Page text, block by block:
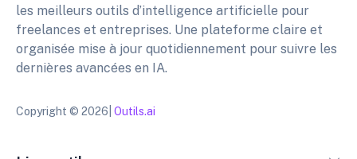
les meilleurs outils d’intelligence artificielle pour
freelances et entreprises. Une plateforme claire et
organisée mise à jour quotidiennement pour suivre les
dernières avancées en IA.
Copyright © 2026| Outils.ai